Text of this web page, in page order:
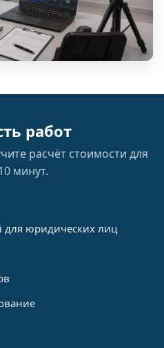
работ
расчёт стоимости для
минут.
для юридических лиц